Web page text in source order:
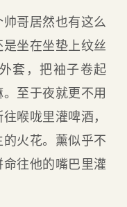
哥居然也有这么
坐在坐垫上纹丝
套，把袖子卷起
至于夜就更不用
喉咙里灌啤酒，
火花。薰似乎不
往他的嘴巴里灌